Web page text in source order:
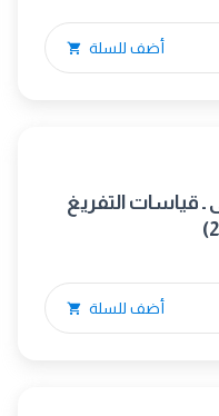
أضف للسلة
ـ قياسات التفريغ
أضف للسلة